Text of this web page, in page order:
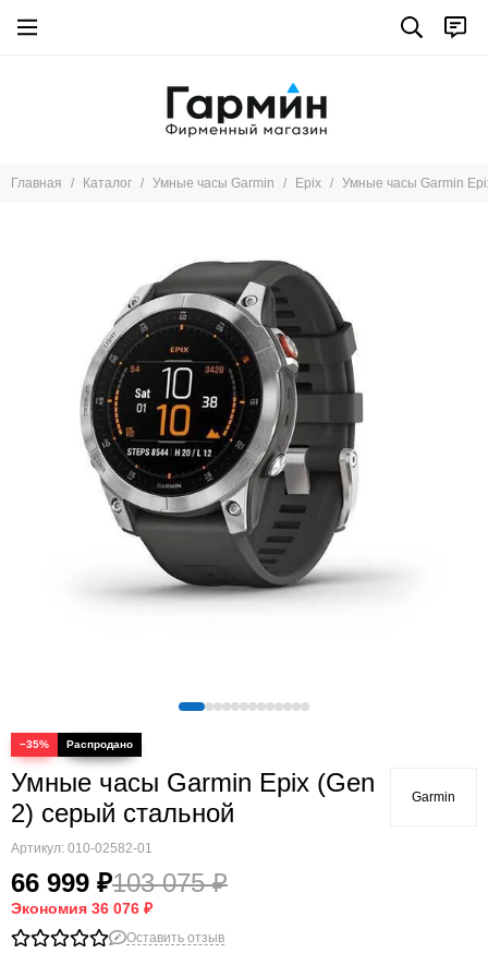
Forerunner
Главная Каталог Умные часы Garmin Epix Умные часы Garmin
−35%
Умные часы Garmin Epix (Gen
2) серый стальной
Артикул: 010-02582-01
66 999 ₽103 075 ₽
Экономия 36 076 ₽
Garmin
Оставить отзыв